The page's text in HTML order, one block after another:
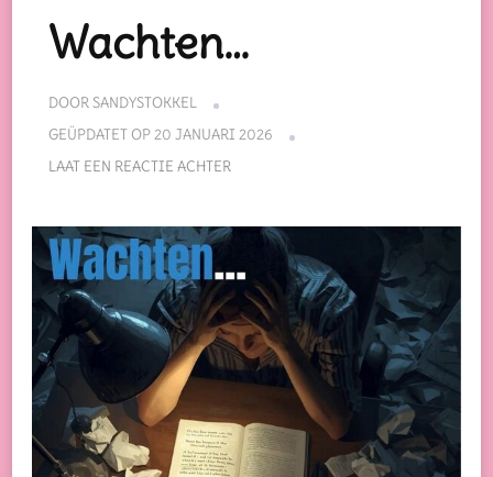
Wachten…
DOORSANDYSTOKKEL
GEÜPDATET OP20 JANUARI 2026
LAAT EEN REACTIE ACHTER